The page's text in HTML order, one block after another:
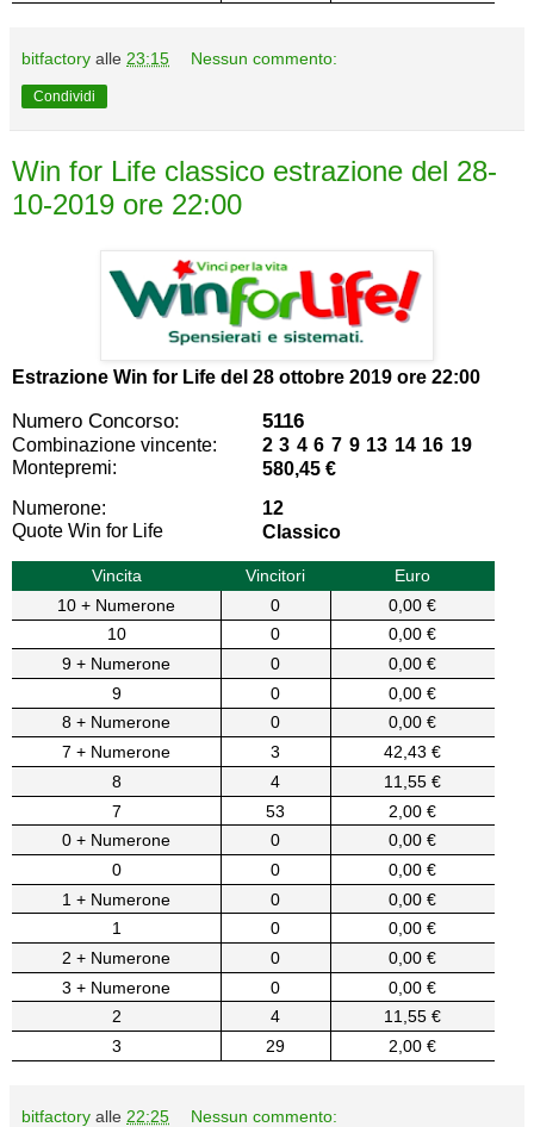
bitfactory alle 23:15 Nessun commento:
Condividi
Win for Life classico estrazione del 28-
10-2019 ore 22:00
Estrazione Win for Life del 28 ottobre 2019 ore 22:00
Numero Concorso: 5116
Combinazione vincente:
2 3 4 6 7 9 13 14 16 19
Montepremi:
580,45 €
Numerone:
12
Quote Win for Life
Classico
Vincita Vincitori
Euro
10 + Numerone
0
0,00 €
10
0
0,00 €
9 + Numerone
0
0,00 €
9
0
0,00 €
8 + Numerone
0
0,00 €
7 + Numerone
3
42,43 €
8
4
11,55 €
7
53
2,00 €
0 + Numerone
0
0,00 €
0
0
0,00 €
1 + Numerone
0
0,00 €
1
0
0,00 €
2 + Numerone
0
0,00 €
3 + Numerone
0
0,00 €
2
4
11,55 €
3
29 2,00 €
bitfactory alle 22:25 Nessun commento: